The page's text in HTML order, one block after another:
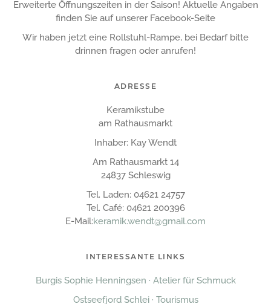
Erweiterte Öffnungszeiten in der Saison! Aktuelle Angaben
finden Sie auf unserer Facebook-Seite
Wir haben jetzt eine Rollstuhl-Rampe, bei Bedarf bitte
drinnen fragen oder anrufen!
ADRESSE
Keramikstube
am Rathausmarkt
Inhaber: Kay Wendt
Am Rathausmarkt 14
24837 Schleswig
Tel. Laden: 04621 24757
Tel. Café: 04621 200396
E-Mail:keramik.wendt@gmail.com
INTERESSANTE LINKS
Burgis Sophie Henningsen · Atelier für Schmuck
Ostseefjord Schlei · Tourismus